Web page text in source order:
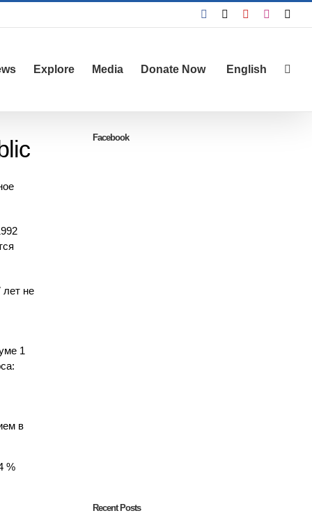
Facebook YouTubeInstagram
Explore Media Donate Now English
лет не
1
в
%
Facebook
Recent Posts